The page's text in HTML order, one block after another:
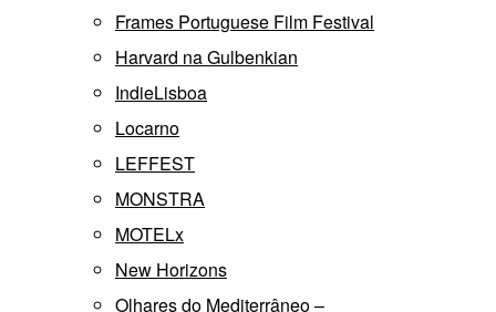
Frames Portuguese Film Festival
Harvard na Gulbenkian
IndieLisboa
Locarno
LEFFEST
MONSTRA
MOTELx
New Horizons
Olhares do Mediterrâneo –